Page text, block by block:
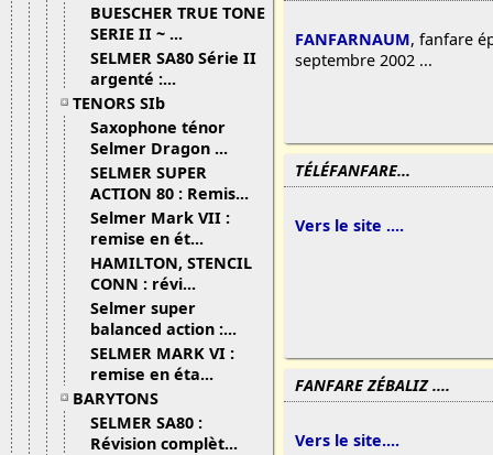
BUESCHER TRUE TONE
SERIE II ~ ...
SELMER SA80 Série II
argenté :...
TENORS SIb
Saxophone ténor
Selmer Dragon ...
SELMER SUPER
ACTION 80 : Remis...
Selmer Mark VII :
remise en ét...
HAMILTON, STENCIL
CONN : révi...
Selmer super
balanced action :...
SELMER MARK VI :
remise en éta...
BARYTONS
SELMER SA80 :
Révision complèt...
FANFARNAUM, fanfare
septembre 2002 ...
TÉLÉFANFARE...
Vers le site ....
FANFARE ZÉBALIZ ....
Vers le site....